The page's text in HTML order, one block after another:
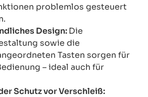
problemlos gesteuert
Design:Die
sowie die
Tasten sorgen für
– ideal auch für
Schutz vor Verschleiß: